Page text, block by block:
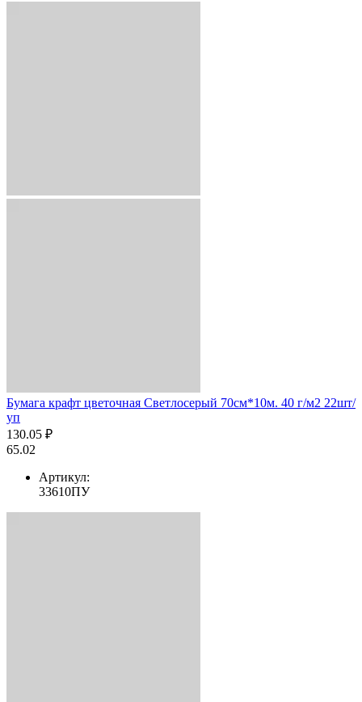
Бумага крафт цветочная Светлосерый 70см*10м. 40 г/м2 22шт/
уп
130.05 ₽
65.02
Артикул:
33610ПУ